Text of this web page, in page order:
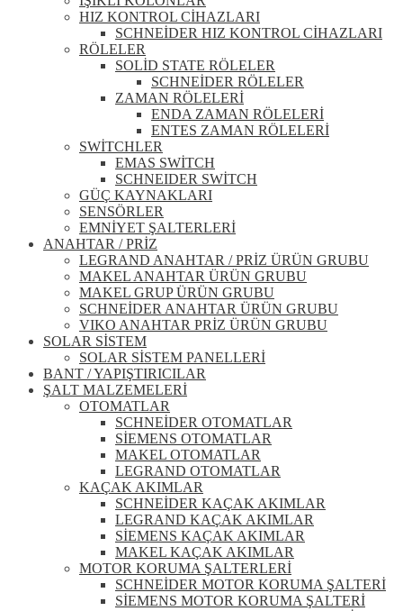
HIZ KONTROL CİHAZLARI
SCHNEİDER HIZ KONTROL CİHAZLARI
RÖLELER
SOLİD STATE RÖLELER
SCHNEİDER RÖLELER
ZAMAN RÖLELERİ
ENDA ZAMAN RÖLELERİ
ENTES ZAMAN RÖLELERİ
SWİTCHLER
EMAS SWİTCH
SCHNEIDER SWİTCH
GÜÇ KAYNAKLARI
SENSÖRLER
EMNİYET ŞALTERLERİ
ANAHTAR / PRİZ
LEGRAND ANAHTAR / PRİZ ÜRÜN GRUBU
MAKEL ANAHTAR ÜRÜN GRUBU
MAKEL GRUP ÜRÜN GRUBU
SCHNEİDER ANAHTAR ÜRÜN GRUBU
VIKO ANAHTAR PRİZ ÜRÜN GRUBU
SOLAR SİSTEM
SOLAR SİSTEM PANELLERİ
BANT / YAPIŞTIRICILAR
ŞALT MALZEMELERİ
OTOMATLAR
SCHNEİDER OTOMATLAR
SİEMENS OTOMATLAR
MAKEL OTOMATLAR
LEGRAND OTOMATLAR
KAÇAK AKIMLAR
SCHNEİDER KAÇAK AKIMLAR
LEGRAND KAÇAK AKIMLAR
SİEMENS KAÇAK AKIMLAR
MAKEL KAÇAK AKIMLAR
MOTOR KORUMA ŞALTERLERİ
SCHNEİDER MOTOR KORUMA ŞALTERİ
SİEMENS MOTOR KORUMA ŞALTERİ